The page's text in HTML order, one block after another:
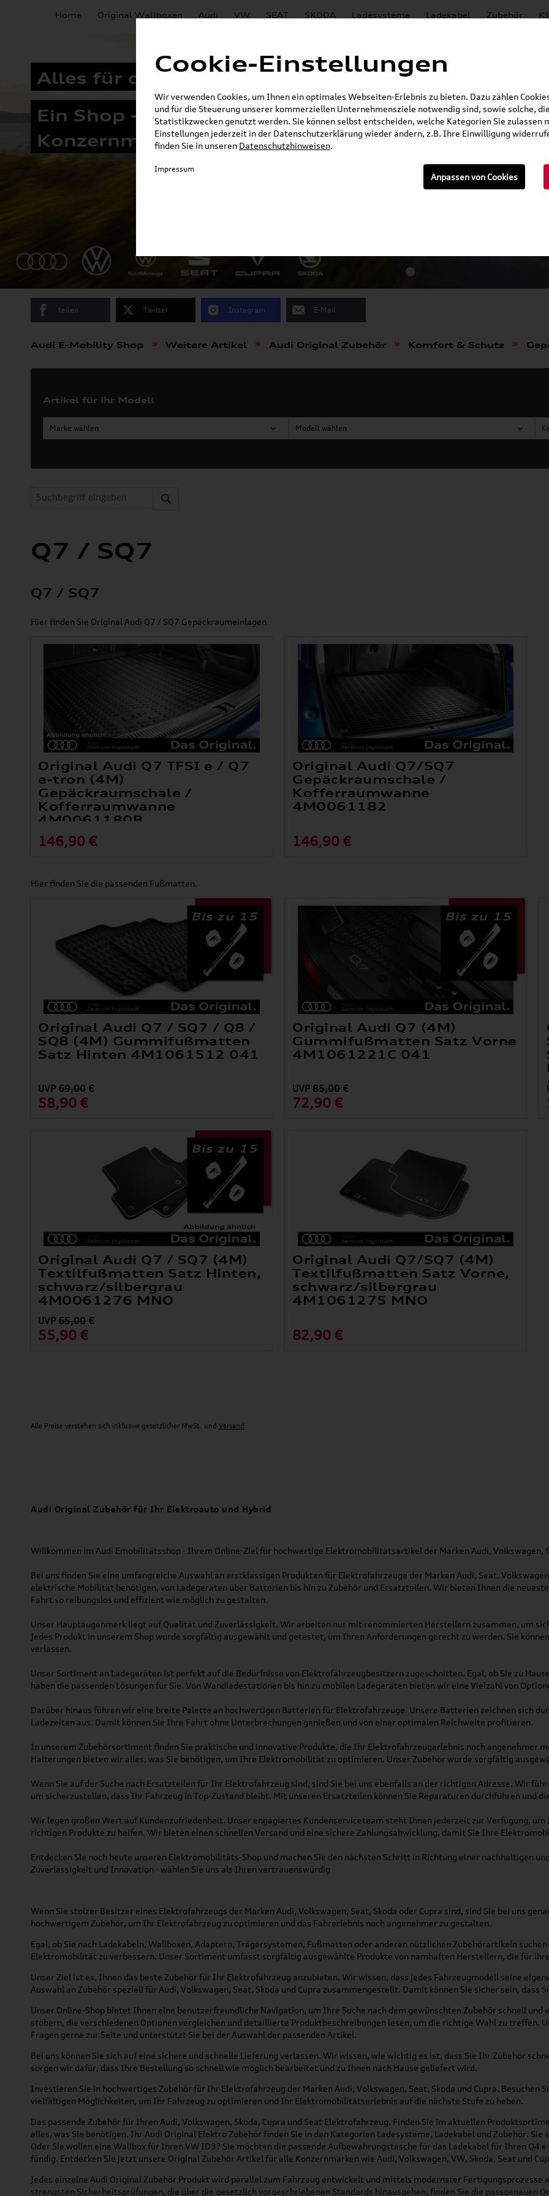
Home Original Wallboxen Audi VW SEAT SKODA Ladesysteme Ladekabel Zubehör
Alles für die Elektromobilität
Ein Shop - alle
Konzernmarken
teilen Twitter Instagram E-Mail
Audi E-Mobility Shop » Weitere Artikel » Audi Original Zubehör » Komfort & Schutz »
Artikel für ihr Modell
Marke wählen Modell wählen
Q7 / SQ7
Q7 / SQ7
Hier finden Sie Original Audi Q7 / SQ7 Gepäckraumeinlagen
Original Audi Q7 TFSI e / Q7
e-tron (4M)
Gepäckraumschale /
Kofferraumwanne
4M0061180B
146,90 €
Original Audi Q7/SQ7
Gepäckraumschale /
Kofferraumwanne
4M0061182
146,90 €
Hier finden Sie die passenden Fußmatten.
Bis zu 15
Original Audi Q7 / SQ7 / Q8 /
SQ8 (4M) Gummifußmatten
Satz Hinten 4M1061512 041
UVP69,00 €
58,90 €
Bis zu 15
Original Audi Q7 (4M)
Gummifußmatten Satz Vorne
4M1061221C 041
UVP85,00 €
72,90 €
Bis zu 15
Original Audi Q7 / SQ7 (4M)
Textilfußmatten Satz Hinten,
schwarz/silbergrau
4M0061276 MNO
UVP65,00 €
55,90 €
Original Audi Q7/SQ7 (4M)
Textilfußmatten Satz Vorne,
schwarz/silbergrau
4M1061275 MNO
82,90 €
Alle Preise verstehen sich inklusive gesetzlicher MwSt. und Versand
Audi Original Zubehör für Ihr Elektroauto und Hybrid
Willkommen im Audi Emobilitätsshop - Ihrem Online-Ziel für hochwertige Elektromobilitätsartikel der Marken Audi, Volkswagen,
Bei uns finden Sie eine umfangreiche Auswahl an erstklassigen Produkten für Elektrofahrzeuge der Marken Audi, Seat,
elektrische Mobilität benötigen, von Ladegeräten über Batterien bis hin zu Zubehör und Ersatzteilen. Wir bieten Ihnen die
Fahrt so reibungslos und effizient wie möglich zu gestalten.
Unser Hauptaugenmerk liegt auf Qualität und Zuverlässigkeit. Wir arbeiten nur mit renommierten Herstellern zusammen, um
Jedes Produkt in unserem Shop wurde sorgfältig ausgewählt und getestet, um Ihren Anforderungen gerecht zu werden. Sie
verlassen.
Unser Sortiment an Ladegeräten ist perfekt auf die Bedürfnisse von Elektrofahrzeugbesitzern zugeschnitten. Egal, ob Sie zu
haben die passenden Lösungen für Sie. Von Wandladestationen bis hin zu mobilen Ladegeräten bieten wir eine Vielzahl von
Darüber hinaus führen wir eine breite Palette an hochwertigen Batterien für Elektrofahrzeuge. Unsere Batterien zeichnen sich
Ladezeiten aus. Damit können Sie Ihre Fahrt ohne Unterbrechungen genießen und von einer optimalen Reichweite profitieren.
In unserem Zubehörsortiment finden Sie praktische und innovative Produkte, die Ihr Elektrofahrzeugerlebnis noch angenehmer
Halterungen bieten wir alles, was Sie benötigen, um Ihre Elektromobilität zu optimieren. Unser Zubehör wurde sorgfältig
Wenn Sie auf der Suche nach Ersatzteilen für Ihr Elektrofahrzeug sind, sind Sie bei uns ebenfalls an der richtigen Adresse. Wir
um sicherzustellen, dass Ihr Fahrzeug in Top-Zustand bleibt. Mit unseren Ersatzteilen können Sie Reparaturen durchführen und
Wir legen großen Wert auf Kundenzufriedenheit. Unser engagiertes Kundenserviceteam steht Ihnen jederzeit zur Verfügung,
richtigen Produkte zu helfen. Wir bieten einen schnellen Versand und eine sichere Zahlungsabwicklung, damit Sie Ihre
Entdecken Sie noch heute unseren Elektromobilitäts-Shop und machen Sie den nächsten Schritt in Richtung einer nachhaltigen
Zuverlässigkeit und Innovation - wählen Sie uns als Ihren vertrauenswürdig
Wenn Sie stolzer Besitzer eines Elektrofahrzeugs der Marken Audi, Volkswagen, Seat, Skoda oder Cupra sind, sind Sie bei uns
hochwertigem Zubehör, um Ihr Elektrofahrzeug zu optimieren und das Fahrerlebnis noch angenehmer zu gestalten.
Egal, ob Sie nach Ladekabeln, Wallboxen, Adaptern, Trägersystemen, Fußmatten oder anderen nützlichen Zubehörartikeln
Elektromobilität zu verbessern. Unser Sortiment umfasst sorgfältig ausgewählte Produkte von namhaften Herstellern, die für
Unser Ziel ist es, Ihnen das beste Zubehör für Ihr Elektrofahrzeug anzubieten. Wir wissen, dass jedes Fahrzeugmodell seine
Auswahl an Zubehör speziell für Audi, Volkswagen, Seat, Skoda und Cupra zusammengestellt. Damit können Sie sicher sein, dass
Unser Online-Shop bietet Ihnen eine benutzerfreundliche Navigation, um Ihre Suche nach dem gewünschten Zubehör schnell und
stöbern, die verschiedenen Optionen vergleichen und detaillierte Produktbeschreibungen lesen, um die richtige Wahl zu treffen.
Fragen gerne zur Seite und unterstützt Sie bei der Auswahl der passenden Artikel.
Bei uns können Sie sich auf eine sichere und schnelle Lieferung verlassen. Wir wissen, wie wichtig es ist, dass Sie Ihr Zubehör
sorgen wir dafür, dass Ihre Bestellung so schnell wie möglich bearbeitet und zu Ihnen nach Hause geliefert wird.
Investieren Sie in hochwertiges Zubehör für Ihr Elektrofahrzeug der Marken Audi, Volkswagen, Seat, Skoda und Cupra. Besuchen
vielfältigen Möglichkeiten, um Ihr Fahrzeug zu optimieren und Ihr Elektromobilitätserlebnis auf die nächste Stufe zu heben.
Das passende Zubehör für Ihren Audi, Volkswagen, Skoda, Cupra und Seat Elektrofahrzeug. Finden Sie im aktuellen
alles, was Sie benötigen. Ihr Audi Original Elektro Zubehör finden Sie in den Kategorien Ladesysteme, Ladekabel und Zubehör.
Oder Sie wollen eine Wallbox für Ihren VW ID3? Sie möchten die passende Aufbewahrungstasche für das Ladekabel für Ihren Q4
fündig. Entdecken Sie jetzt unsere Original Zubehör Artikel für alle Konzernmarken wie Audi, Volkswagen, VW, Skoda, Seat und
Jedes einzelne Audi Original Zubehör Produkt wird parallel zum Fahrzeug entwickelt und mittels modernster
strengsten Sicherheitsprüfungen, die über die gesetzlich vorgeschriebenen Standards hinausgehen, finden Sie die passgenauen
Cookie-Einstellungen
Wir verwenden Cookies, um Ihnen ein optimales Webseiten-Erlebnis zu bieten. Dazu zählen
und für die Steuerung unserer kommerziellen Unternehmensziele notwendig sind, sowie solche,
Statistikzwecken genutzt werden. Sie können selbst entscheiden, welche Kategorien Sie zulassen
Einstellungen jederzeit in der Datenschutzerklärung wieder ändern, z.B. Ihre Einwilligung
finden Sie in unseren Datenschutzhinweisen.
Anpassen von Cookies
Impressum